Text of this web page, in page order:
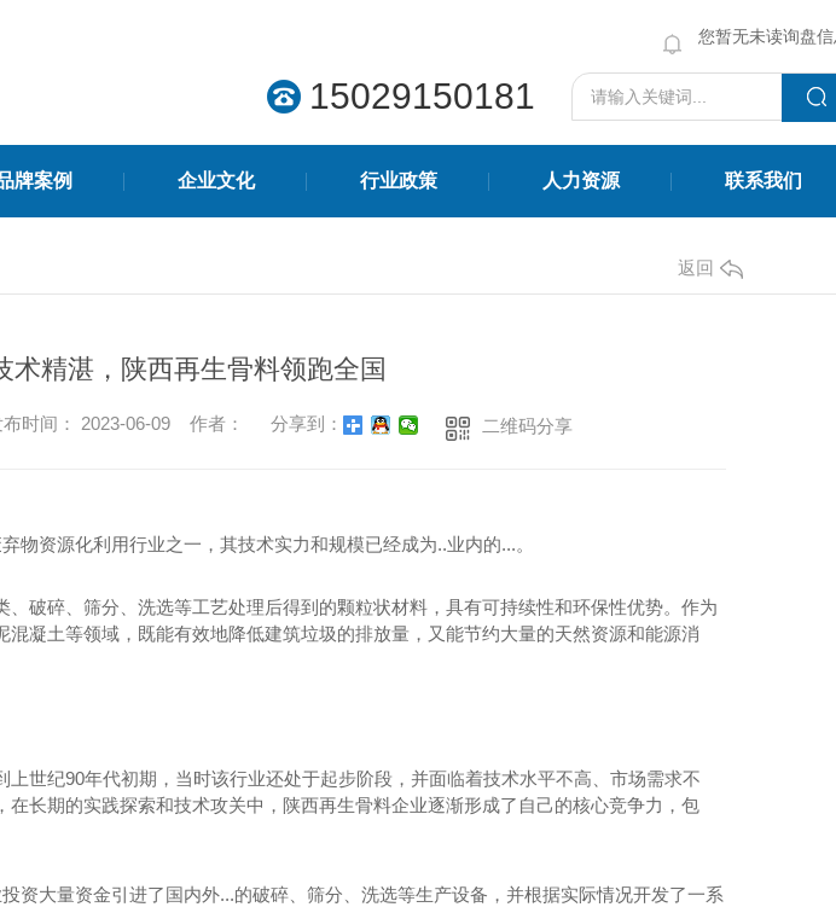
您暂无未读询盘
15029150181
凝土骨料无机混合料
凝土骨料
再生骨料类砖-植草砖
再生骨料类砖-路面砖
再生骨料类砖-透水砖
再生骨料类砖-路沿石
牌案例 企业文化 行业政策 人力资源 联系我们
返回
术精湛，陕西再生骨料领跑全国
时间： 2023-06-09 作者： 分享到： 二维码分享
物资源化利用行业之一，其技术实力和规模已经成为..业内的...。
破碎、筛分、洗选等工艺处理后得到的颗粒状材料，具有可持续性和环保性优势。作为
凝土等领域，既能有效地降低建筑垃圾的排放量，又能节约大量的天然资源和能源消
上世纪90年代初期，当时该行业还处于起步阶段，并面临着技术水平不高、市场需求不
在长期的实践探索和技术攻关中，陕西再生骨料企业逐渐形成了自己的核心竞争力，包
资大量资金引进了国内外...的破碎、筛分、洗选等生产设备，并根据实际情况开发了一系